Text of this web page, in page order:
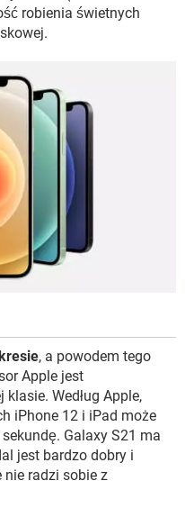
robienia świetnych
, a powodem tego
Apple jest
Według Apple,
iPhone 12 i iPad może
Galaxy S21 ma
jest bardzo dobry i
nie radzi sobie z